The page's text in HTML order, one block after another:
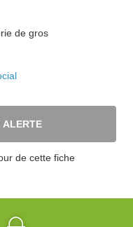
de gros
ALERTE
de cette fiche